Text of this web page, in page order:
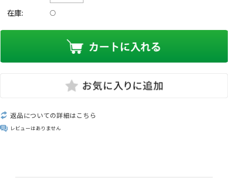
在庫: ○
返品についての詳細はこちら
レビューはありません